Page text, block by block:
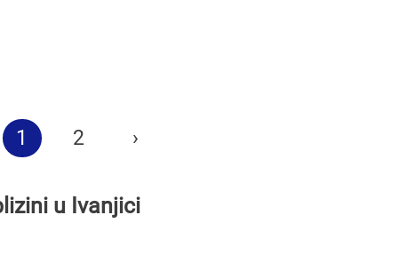
1 2 ›
u Ivanjici